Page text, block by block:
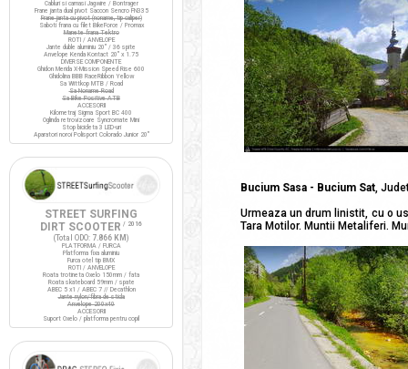
Bucium Sasa - Bucium Sat,
Urmeaza un drum linistit, cu o
Tara Motilor. Muntii Metaliferi.
Cabluri si camasi Jagwire / Bontrager
Frane janta dual pivot Saccon Sencro FN335
Frane janta cu pivot (noname, tip caliper)
Saboti frana cu filet BikeForce / Promax
Manete frana Tektro
ROTI / ANVELOPE
Jante duble aluminiu 20" / 36 spite
Anvelope Kenda Kontact 20" x 1.75
DIVERSE COMPONENTE
Ghidon Merida X-Mission Speed Rise 600
Ghidolina BBB RaceRibbon Yellow
Sa Wittkop MTB / Road
Sa Noname Road
Sa Bike Positive ATB
ACCESORII
Kilometraj Sigma Sport BC 400
Oglinda retrovizoare Syncromate Mini
Stop bicicleta 3 LED-uri
Aparatori noroi Polisport Colorado Junior 20"
STREET SURFING
DIRT SCOOTER / 2016
(Total ODO: 7.866 KM )
PLATFORMA / FURCA
Platforma fixa aluminiu
Furca otel tip BMX
ROTI / ANVELOPE
Roata trotineta Oxelo 150mm / fata
Roata skateboard 59mm / spate
ABEC 5 x1 / ABEC 7 // Decathlon
Jante nylon/fibra de sticla
Anvelope 200x40
ACCESORII
Suport Oxelo / platforma pentru copil